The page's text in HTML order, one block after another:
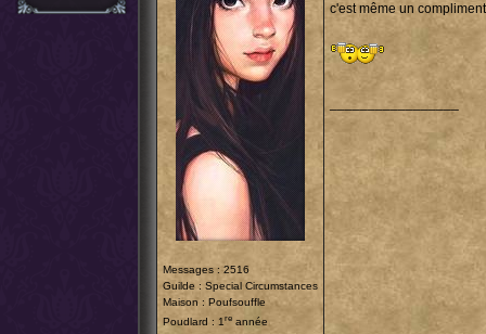
Messages : 2516
Guilde : Special Circumstances
Maison : Poufsouffle
Poudlard : 1re année
c'est même un
_________________